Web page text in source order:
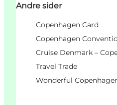
Andre sider
Copenhagen Card
Copenhagen
Cruise Denmark –
Travel Trade
Wonderful